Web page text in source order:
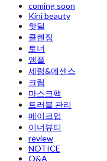
coming soon
Kini beauty
핫딜
클렌징
토너
앰플
세럼&에센스
크림
마스크팩
트러블 관리
메이크업
이너뷰티
review
NOTICE
Q&A